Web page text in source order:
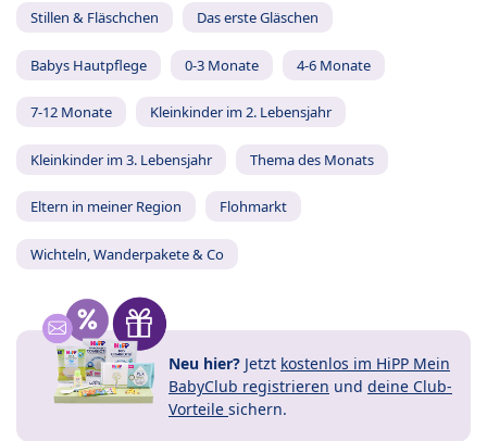
Stillen & Fläschchen Das erste Gläschen
Babys Hautpflege 0-3 Monate 4-6 Monate
7-12 Monate Kleinkinder im 2. Lebensjahr
Kleinkinder im 3. Lebensjahr Thema des Monats
Eltern in meiner Region Flohmarkt
Wichteln, Wanderpakete & Co
Neu hier? Jetzt kostenlos im HiPP Mein
BabyClub registrieren und deine Club-
Vorteile sichern.